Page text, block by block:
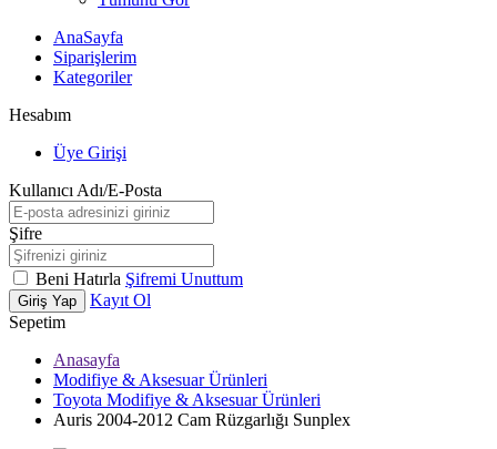
AnaSayfa
Siparişlerim
Kategoriler
Hesabım
Üye Girişi
Kullanıcı Adı/E-Posta
Şifre
Beni Hatırla Şifremi Unuttum
Giriş Yap
Kayıt Ol
Sepetim
Anasayfa
Modifiye & Aksesuar Ürünleri
Toyota Modifiye & Aksesuar Ürünleri
Auris 2004-2012 Cam Rüzgarlığı Sunplex